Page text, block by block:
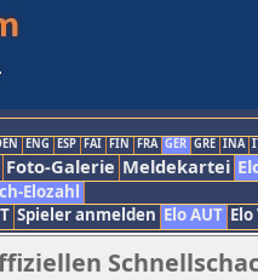
ENG ESP FAI FIN FRA GER GRE INA
Foto-Galerie Meldekartei
Elozahl
Spieler anmelden Elo AUT